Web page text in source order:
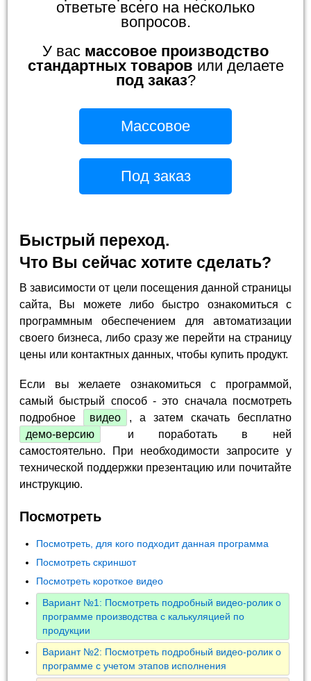
ответьте всего на несколько
вопросов.
У вас массовое производство
стандартных товаров или делаете
под заказ?
Массовое
Под заказ
Быстрый переход.
Что Вы сейчас хотите сделать?
В зависимости от цели посещения данной страницы
сайта, Вы можете либо быстро ознакомиться с
программным обеспечением для автоматизации
своего бизнеса, либо сразу же перейти на страницу
цены или контактных данных, чтобы купить продукт.
Если вы желаете ознакомиться с программой,
самый быстрый способ - это сначала посмотреть
подробное
видео
, а затем скачать бесплатно
демо-версию
и поработать в ней
самостоятельно. При необходимости запросите у
технической поддержки презентацию или почитайте
инструкцию.
Посмотреть
Посмотреть, для кого подходит данная программа
Посмотреть скриншот
Посмотреть короткое видео
Вариант №1: Посмотреть подробный видео-ролик о
программе производства с калькуляцией по
продукции
Вариант №2: Посмотреть подробный видео-ролик о
программе с учетом этапов исполнения